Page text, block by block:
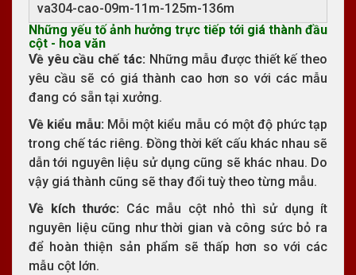
va304-cao-09m-11m-125m-136m
Những yếu tố ảnh hưởng trực tiếp tới giá thành đầu
cột - hoa văn
Về yêu cầu chế tác: Những mẫu được thiết kế theo
yêu cầu sẽ có giá thành cao hơn so với các mẫu
đang có sẵn tại xưởng.
Về kiểu mẫu: Mỗi một kiểu mẫu có một độ phức tạp
trong chế tác riêng. Đồng thời kết cấu khác nhau sẽ
dẫn tới nguyên liệu sử dụng cũng sẽ khác nhau. Do
vậy giá thành cũng sẽ thay đổi tuỳ theo từng mẫu.
Về kích thước: Các mẫu cột nhỏ thì sử dụng ít
nguyên liệu cũng như thời gian và công sức bỏ ra
để hoàn thiện sản phẩm sẽ thấp hơn so với các
mẫu cột lớn.